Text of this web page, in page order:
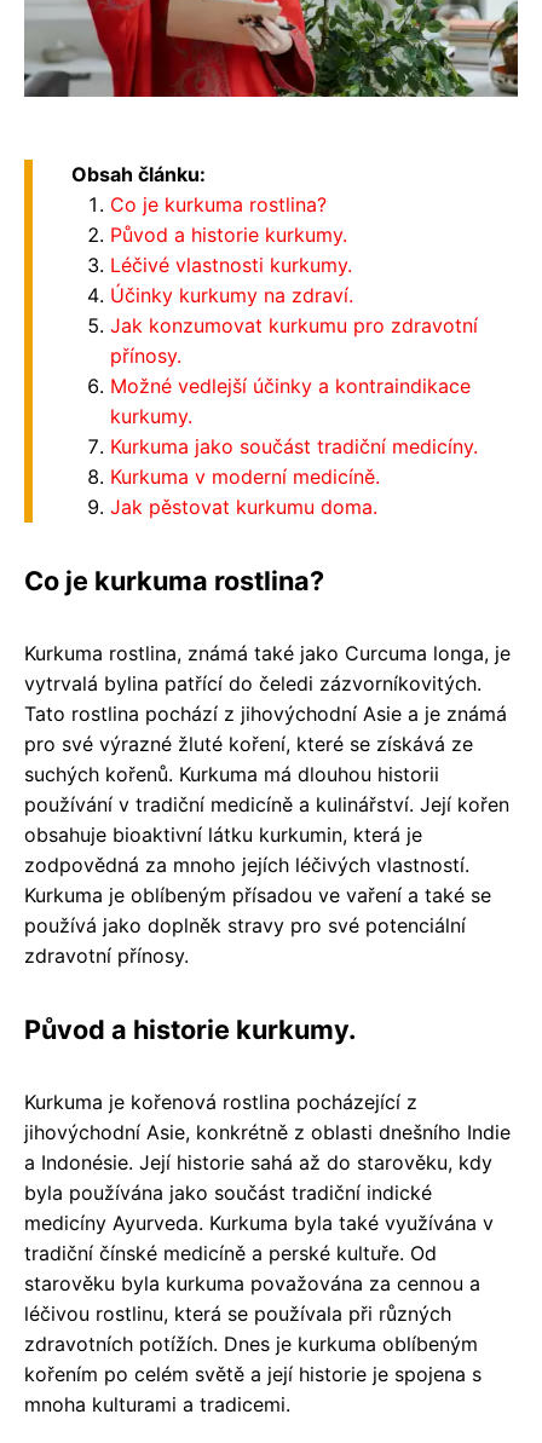
Obsah článku:
Co je kurkuma rostlina?
Původ a historie kurkumy.
Léčivé vlastnosti kurkumy.
Účinky kurkumy na zdraví.
Jak konzumovat kurkumu pro zdravotní
přínosy.
Možné vedlejší účinky a kontraindikace
kurkumy.
Kurkuma jako součást tradiční medicíny.
Kurkuma v moderní medicíně.
Jak pěstovat kurkumu doma.
Co je kurkuma rostlina?
Kurkuma rostlina, známá také jako Curcuma longa, je
vytrvalá bylina patřící do čeledi zázvorníkovitých.
Tato rostlina pochází z jihovýchodní Asie a je známá
pro své výrazné žluté koření, které se získává ze
suchých kořenů. Kurkuma má dlouhou historii
používání v tradiční medicíně a kulinářství. Její kořen
obsahuje bioaktivní látku kurkumin, která je
zodpovědná za mnoho jejích léčivých vlastností.
Kurkuma je oblíbeným přísadou ve vaření a také se
používá jako doplněk stravy pro své potenciální
zdravotní přínosy.
Původ a historie kurkumy.
Kurkuma je kořenová rostlina pocházející z
jihovýchodní Asie, konkrétně z oblasti dnešního Indie
a Indonésie. Její historie sahá až do starověku, kdy
byla používána jako součást tradiční indické
medicíny Ayurveda. Kurkuma byla také využívána v
tradiční čínské medicíně a perské kultuře. Od
starověku byla kurkuma považována za cennou a
léčivou rostlinu, která se používala při různých
zdravotních potížích. Dnes je kurkuma oblíbeným
kořením po celém světě a její historie je spojena s
mnoha kulturami a tradicemi.